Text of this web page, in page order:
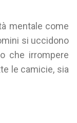
mentale come
si uccidono
che irrompere
le camicie, sia